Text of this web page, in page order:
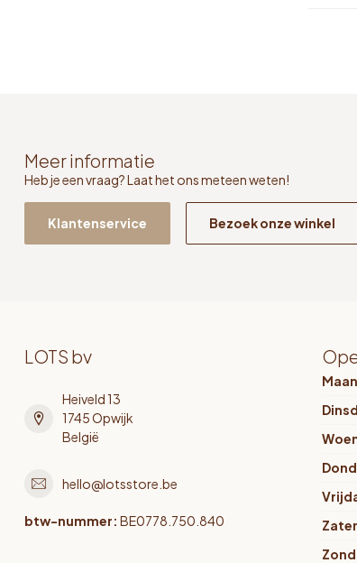
Meer informatie
Heb je een vraag? Laat het ons meteen weten!
Klantenservice Bezoek onze winkel
LOTS bv
Heiveld 13
1745 Opwijk
België
hello@lotsstore.be
btw-nummer: BE0778.750.840